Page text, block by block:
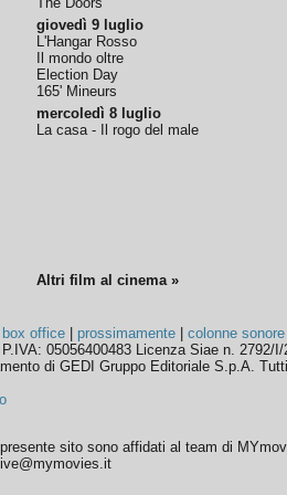
giovedì 9 luglio
L'Hangar Rosso
Il mondo oltre
Election Day
165' Mineurs
mercoledì 8 luglio
La casa - Il rogo del male
Altri film al cinema »
box office prossimamente |colonne sonore
05056400483 Licenza Siae n. 2792/I/
di GEDI Gruppo Editoriale S.p.A.
sito sono affidati al team di